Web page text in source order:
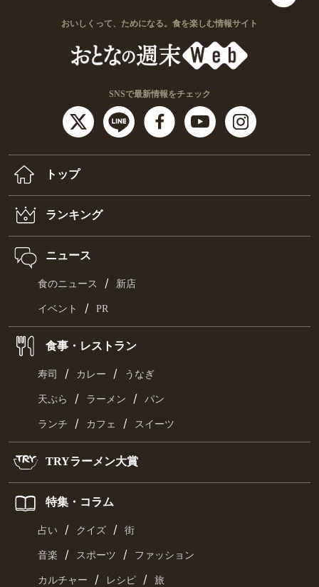
おいしくって、ためになる。食を楽しむ情報サイト
SNSで最新情報をチェック
トップ
ランキング
ニュース
食のニュース / 新店
イベント / PR
食事・レストラン
寿司 / カレー / うなぎ
天ぷら / ラーメン / パン
ランチ / カフェ / スイーツ
TRYラーメン大賞
特集・コラム
占い / クイズ / 街
音楽 / スポーツ / ファッション
カルチャー / レシピ / 旅